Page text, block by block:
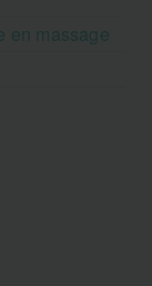
en massage